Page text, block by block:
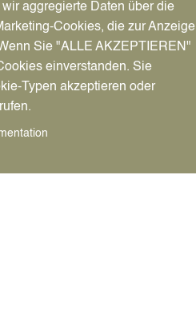
377
aggregierte Daten über die
Cookies, die zur Anzeige
Sie "ALLE AKZEPTIEREN"
einverstanden. Sie
Typen akzeptieren oder